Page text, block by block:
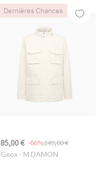
Dernières Chances
85,00 € 249,00 €
-66%
Geox- M DAMON